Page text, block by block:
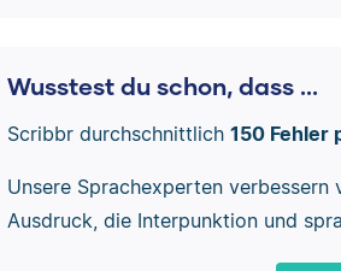
Wusstest du schon, dass ...
Scribbr durchschnittlich 150 Fehler
Unsere Sprachexperten
Ausdruck, die Interpunktion und